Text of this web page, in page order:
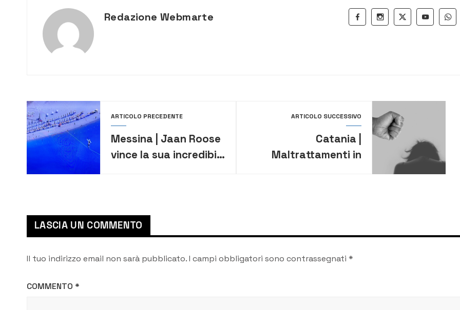
Redazione Webmarte
ARTICOLO PRECEDENTE
Messina | Jaan Roose
vince la sua incredibile
ARTICOLO SUCCESSIVO
Catania |
Maltrattamenti in
LASCIA UN COMMENTO
Il tuo indirizzo email non sarà pubblicato.I campi obbligatori sono contrassegnati *
COMMENTO *